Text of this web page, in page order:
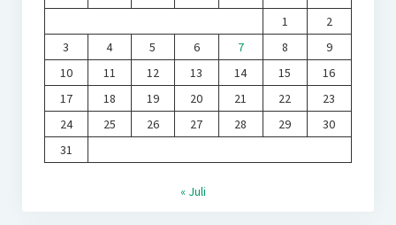
1
2
3
4 5 6 7 8
9
10
11 12 13 14 15
16
17
18 19 20 21 22
23
24
25 26 27 28 29
30
31
« Juli